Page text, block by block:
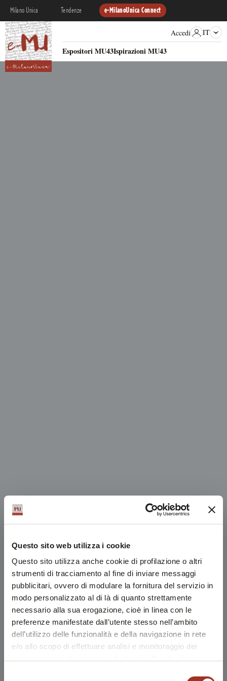
Questo sito web utilizza i cookie
Questo sito utilizza anche cookie di profilazione o altri
strumenti di tracciamento al fine di inviare messaggi
pubblicitari, ovvero di modulare la fornitura del servizio in
modo personalizzato al di là di quanto strettamente
necessario alla sua erogazione, cioè in linea con le
preferenze manifestate dall’utente stesso nell’ambito
dell’utilizzo delle funzionalità e della navigazione in rete
e/o allo scopo di effettuare analisi e monitoraggio dei
Milano Unica Tendenze e-MilanoUnica Connect
Espositori MU43Ispirazioni MU43
Accedi IT